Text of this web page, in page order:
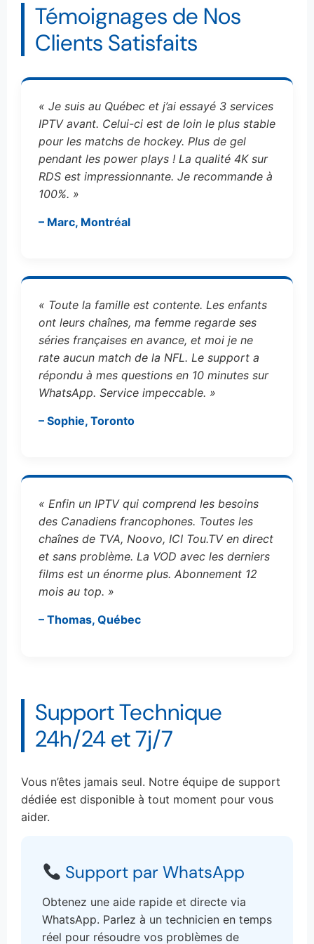
Témoignages de Nos
Clients Satisfaits
« Je suis au Québec et j’ai essayé 3 services
IPTV avant. Celui-ci est de loin le plus stable
pour les matchs de hockey. Plus de gel
pendant les power plays ! La qualité 4K sur
RDS est impressionnante. Je recommande à
100%. »
– Marc, Montréal
« Toute la famille est contente. Les enfants
ont leurs chaînes, ma femme regarde ses
séries françaises en avance, et moi je ne
rate aucun match de la NFL. Le support a
répondu à mes questions en 10 minutes sur
WhatsApp. Service impeccable. »
– Sophie, Toronto
« Enfin un IPTV qui comprend les besoins
des Canadiens francophones. Toutes les
chaînes de TVA, Noovo, ICI Tou.TV en direct
et sans problème. La VOD avec les derniers
films est un énorme plus. Abonnement 12
mois au top. »
– Thomas, Québec
Support Technique
24h/24 et 7j/7
Vous n’êtes jamais seul. Notre équipe de support
dédiée est disponible à tout moment pour vous
aider.
Support par WhatsApp
Obtenez une aide rapide et directe via
WhatsApp. Parlez à un technicien en temps
réel pour résoudre vos problèmes de